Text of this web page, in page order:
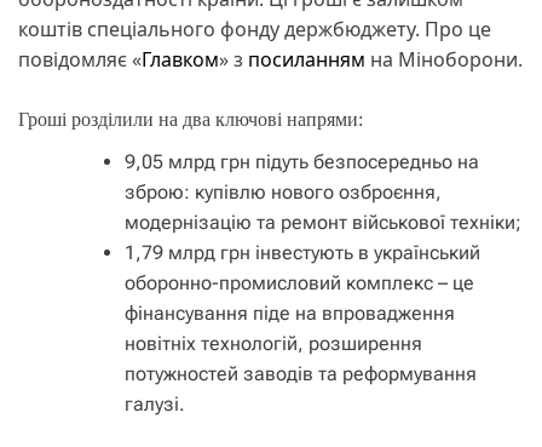
коштів спеціального фонду держбюджету. Про це
повідомляє «Главком» з посиланням на Міноборони.
Гроші розділили на два ключові напрями:
9,05 млрд грн підуть безпосередньо на
зброю: купівлю нового озброєння,
модернізацію та ремонт військової техніки;
1,79 млрд грн інвестують в український
оборонно-промисловий комплекс – це
фінансування піде на впровадження
новітніх технологій, розширення
потужностей заводів та реформування
галузі.